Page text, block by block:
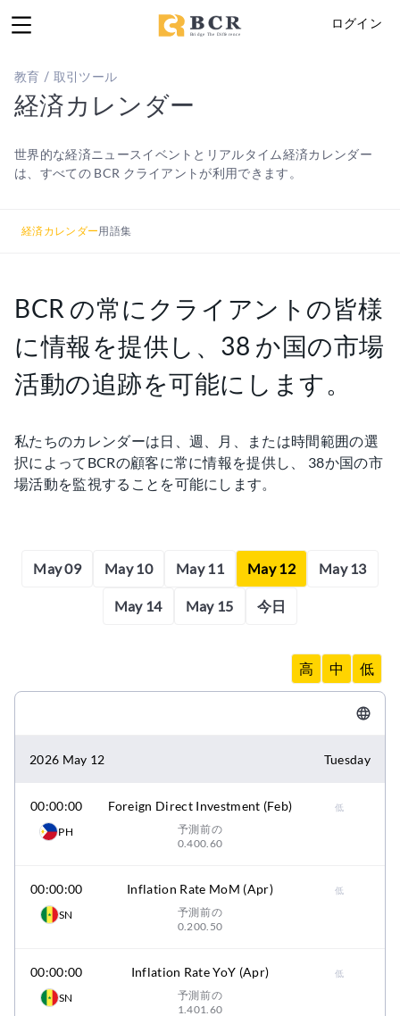
ログイン
教育 / 取引ツール
経済カレンダー
世界的な経済ニュースイベントとリアルタイム経済カレンダー
は、すべての BCR クライアントが利用できます。
経済カレンダー用語集
BCR の常にクライアントの皆様
に情報を提供し、38 か国の市場
活動の追跡を可能にします。
私たちのカレンダーは日、週、月、または時間範囲の選
択によってBCRの顧客に常に情報を提供し、 38か国の市
場活動を監視することを可能にします。
May 09 May 10 May 11 May 12 May 13
May 14 May 15 今日
高 中 低
2026 May 12 Tuesday
00:00:00
PH
Foreign Direct Investment (Feb)
予測
0.40
前の
0.60
低
00:00:00
SN
Inflation Rate MoM (Apr)
予測
0.20
前の
0.50
低
00:00:00
SN
Inflation Rate YoY (Apr)
予測
1.40
前の
1.60
低